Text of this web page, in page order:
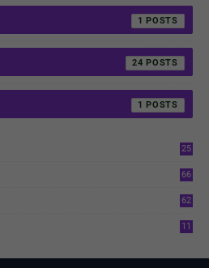
1
24
1
25
66
62
11